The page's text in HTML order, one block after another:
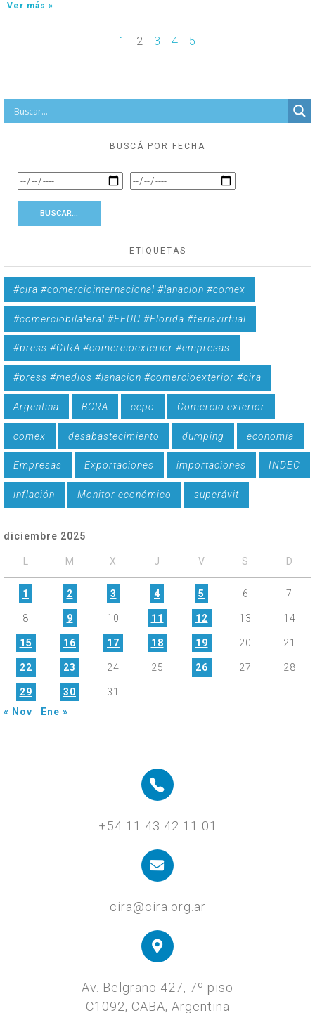
Ver más »
1 2 3 4 5
BUSCÁ POR FECHA
ETIQUETAS
#cira #comerciointernacional #lanacion #comex
#comerciobilateral #EEUU #Florida #feriavirtual
#press #CIRA #comercioexterior #empresas
#press #medios #lanacion #comercioexterior #cira
Argentina BCRA cepo Comercio exterior
comex desabastecimiento dumping economía
Empresas Exportaciones importaciones INDEC
inflación Monitor económico superávit
diciembre 2025
M X J V S D
1 2 3 4 5 6 7
8 9 10 11 12 13 14
15 16 17 18 19 20 21
22 23 24 25 26 27 28
29 30
31
« Nov
Ene »
+54 11 43 42 11 01
cira@cira.org.ar
Av. Belgrano 427, 7º piso
C1092, CABA, Argentina